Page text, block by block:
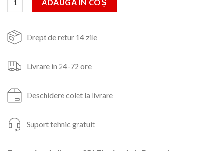
55lei.
ADAUGĂ ÎN COȘ
Drept de retur 14 zile
Livrare in 24-72 ore
Deschidere colet la livrare
Suport tehnic gratuit